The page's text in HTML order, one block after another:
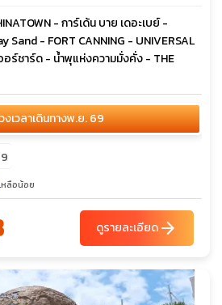
- การ์เด้น บาย เดอะเบย์ -
Sand - FORT CANNING - UNIVERSAL
ร์ชาร์ด - น้ำพุแห่งความมั่งคั่ง - THE
งเวลาเดินทางพ.ย. 69
หลือน้อย
ดูรายละเอียดarrow_forward